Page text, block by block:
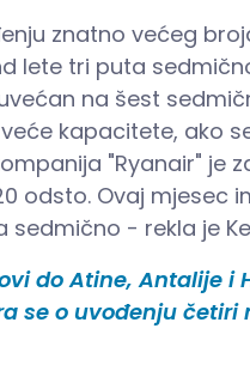
znatno većeg
lete tri puta
na šest
kapacitete, ako
"Ryanair" je
odsto. Ovaj mjesec
sedmično - rekla je
do Atine, Antalije i
se o uvođenju četiri